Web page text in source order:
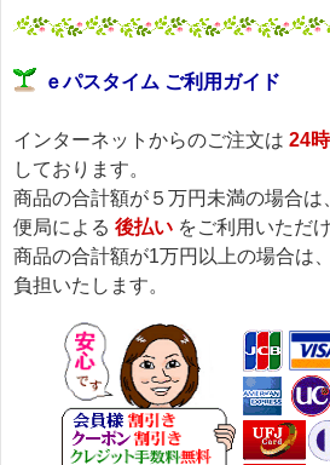
ｅパスタイム ご利用ガイド
インターネットからのご注文は 24
しております。
商品の合計額が５万円未満の場合
便局による 後払い をご利用いただけ
商品の合計額が1万円以上の場合は
負担いたします。